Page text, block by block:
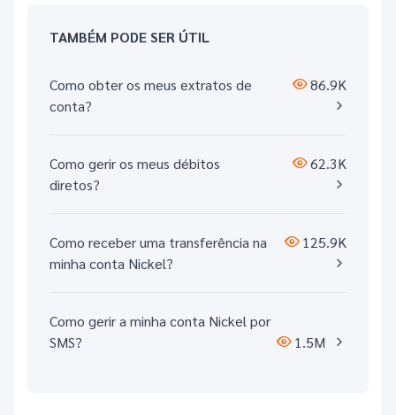
TAMBÉM PODE SER ÚTIL
Como obter os meus extratos de
conta?
86.9K
Como gerir os meus débitos
diretos?
62.3K
Como receber uma transferência na
minha conta Nickel?
125.9K
Como gerir a minha conta Nickel por
SMS?
1.5M